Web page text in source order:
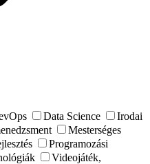
Data Science
Irodai
Mesterséges
Programozási
Videojáték,